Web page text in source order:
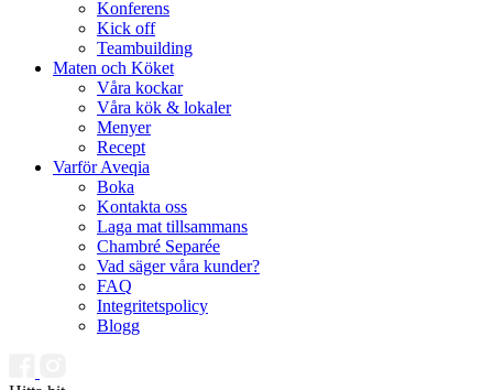
Konferens
Kick off
Teambuilding
Maten och Köket
Våra kockar
Våra kök & lokaler
Menyer
Recept
Varför Aveqia
Boka
Kontakta oss
Laga mat tillsammans
Chambré Separée
Vad säger våra kunder?
FAQ
Integritetspolicy
Blogg